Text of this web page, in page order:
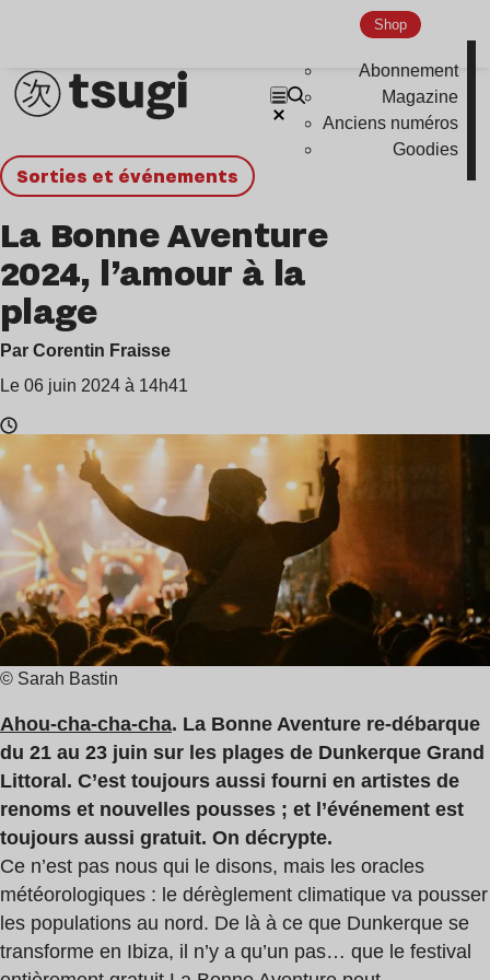
Shop
Abonnement
Magazine
Anciens numéros
Goodies
Sorties et événements
La Bonne Aventure
2024, l’amour à la
plage
Par Corentin Fraisse
Le 06 juin 2024 à 14h41
Temps
lecture
3
min
© Sarah Bastin
Ahou-cha-cha-cha. La Bonne Aventure re-débarque
du 21 au 23 juin sur les plages de Dunkerque Grand
Littoral. C’est toujours aussi fourni en artistes de
renoms et nouvelles pousses ; et l’événement est
toujours aussi gratuit. On décrypte.
Ce n’est pas nous qui le disons, mais les oracles
météorologiques : le dérèglement climatique va pousser
les populations au nord. De là à ce que Dunkerque se
transforme en Ibiza, il n’y a qu’un pas… que le festival